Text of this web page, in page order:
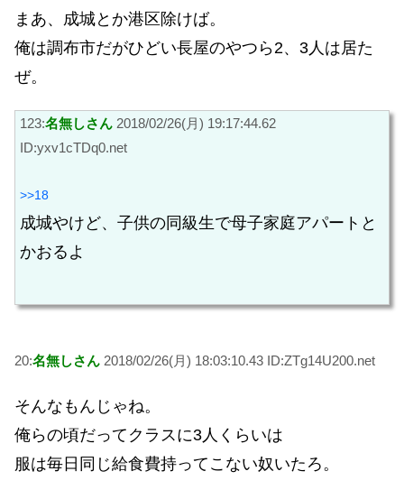
まあ、成城とか港区除けば。
俺は調布市だがひどい長屋のやつら2、3人は居た
ぜ。
123:名無しさん 2018/02/26(月) 19:17:44.62
ID:yxv1cTDq0.net
>>18
成城やけど、子供の同級生で母子家庭アパートと
かおるよ
20:名無しさん 2018/02/26(月) 18:03:10.43 ID:ZTg14U200.net
そんなもんじゃね。
俺らの頃だってクラスに3人くらいは
服は毎日同じ給食費持ってこない奴いたろ。